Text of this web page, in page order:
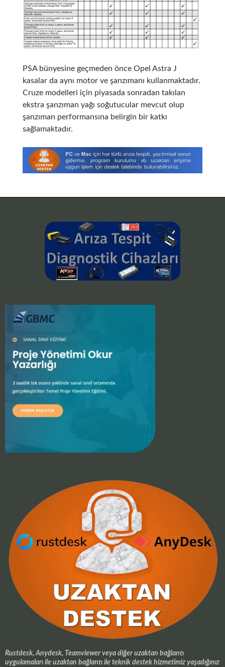
PSA bünyesine geçmeden önce Opel Astra J
kasalar da aynı motor ve şanzımanı kullanmaktadır.
Cruze modelleri için piyasada sonradan takılan
ekstra şanzıman yağı soğutucular mevcut olup
şanzıman performansına belirgin bir katkı
sağlamaktadır.
Rustdesk, Anydesk, Teamviewer veya diğer uzaktan bağlantı
uygulamaları ile uzaktan bağlantı ile teknik destek hizmetimiz yaşadığınız